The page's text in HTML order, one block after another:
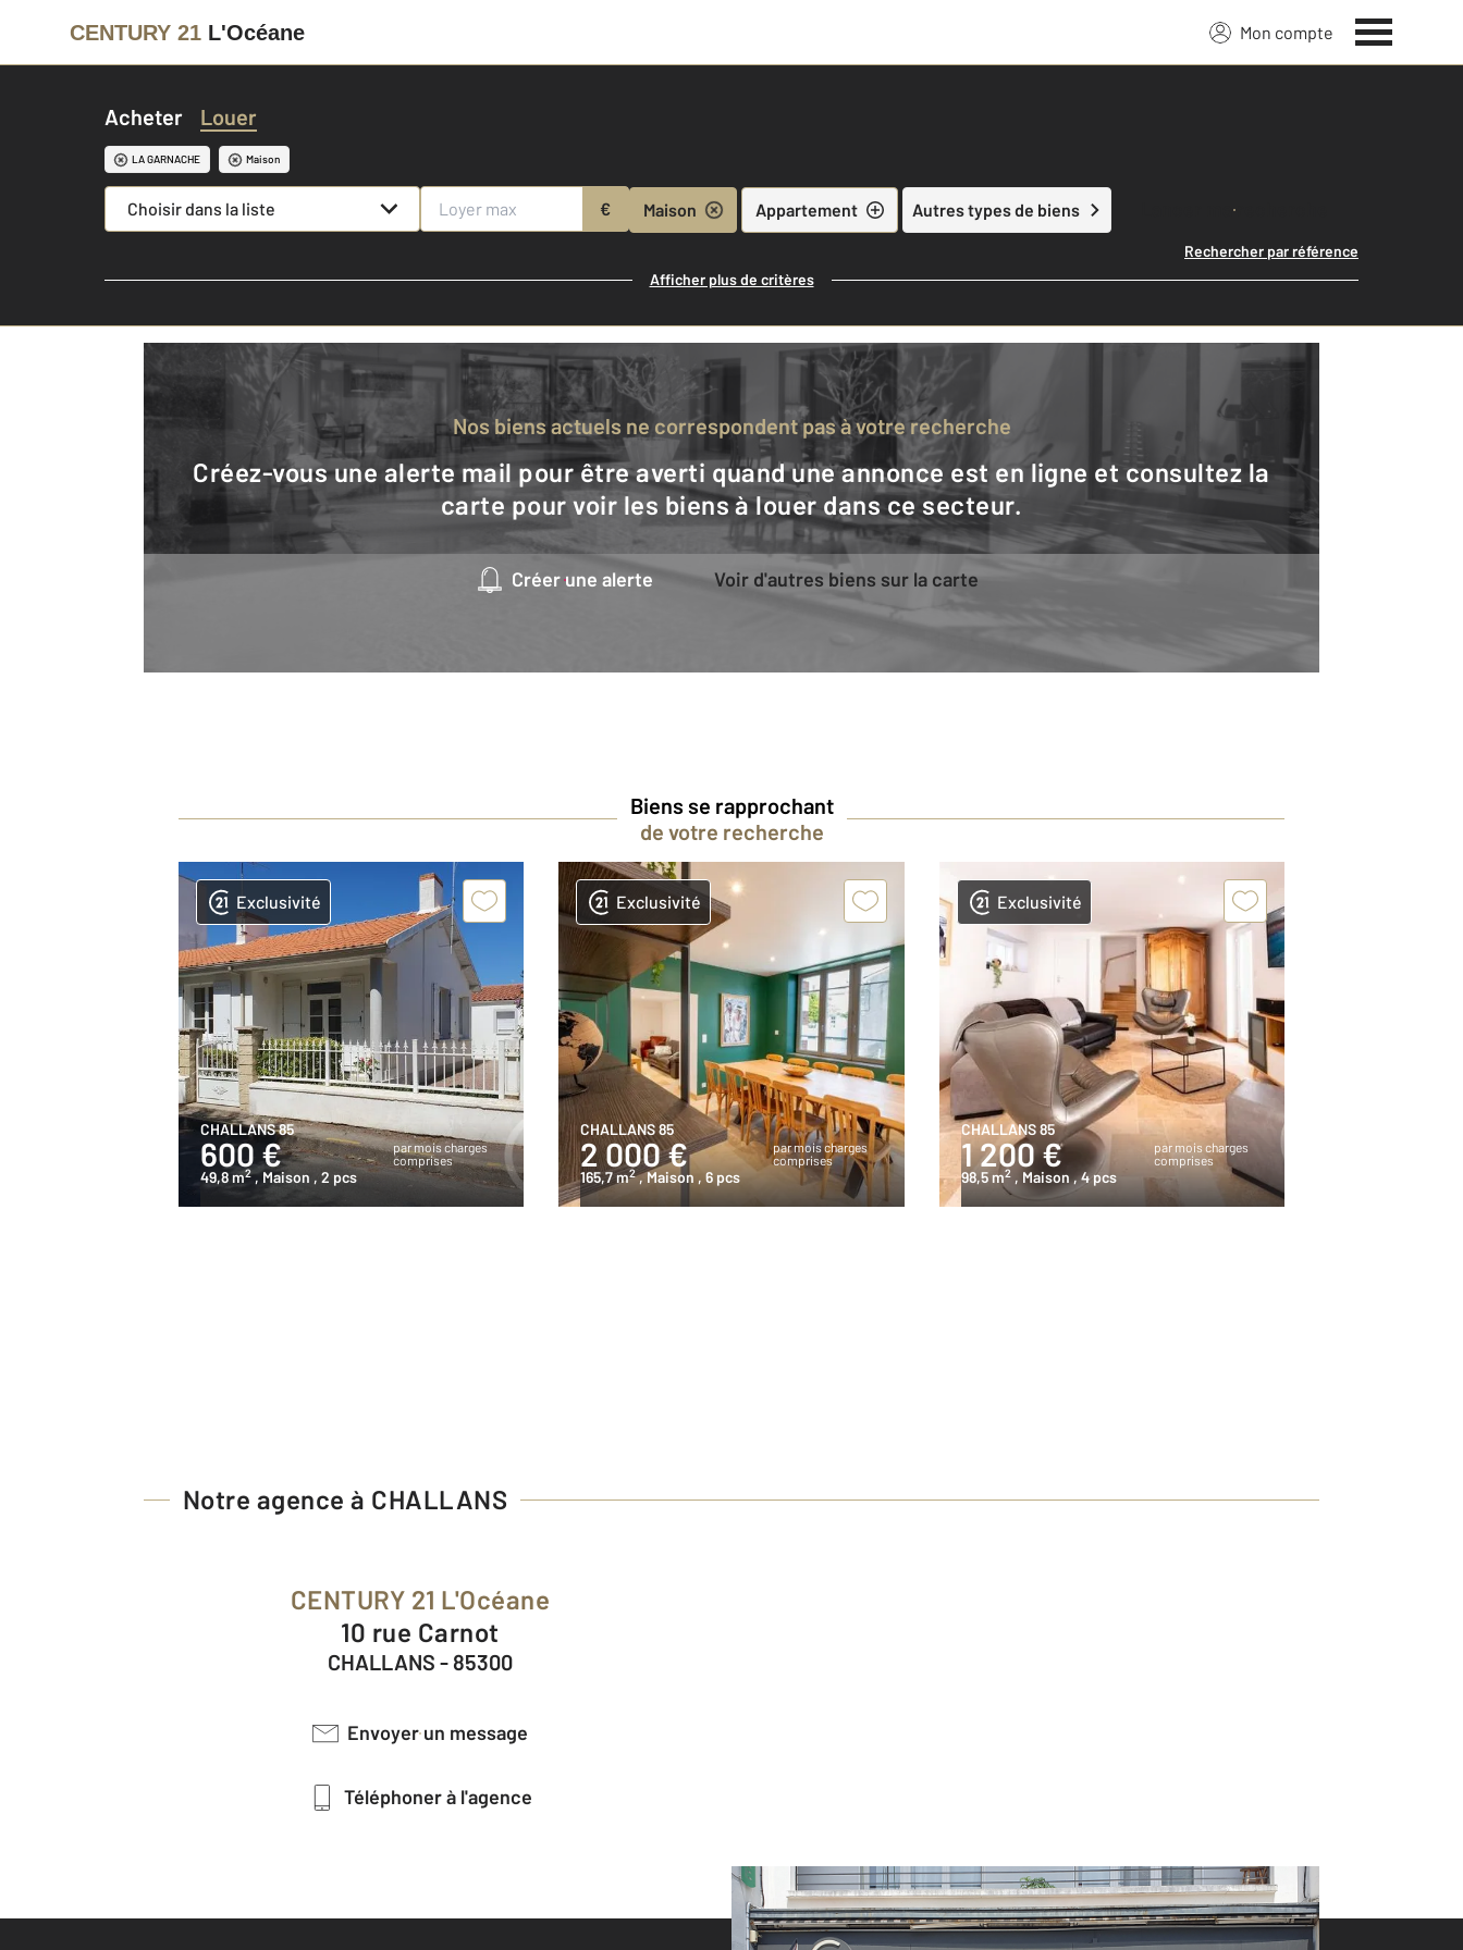
CENTURY 21 L'Océane Mon compte
Acheter Louer
LA GARNACHE Maison
Choisir dans la liste € Maison Appartement Autres types de biens Lancer ma recherche
Rechercher par référence
Afficher plus de critères
Nos biens actuels ne correspondent pas à votre recherche
Créez-vous une alerte mail pour être averti quand une annonce est en ligne et consultez la
carte pour voir les biens à louer dans ce secteur.
Créer une alerte Voir d'autres biens sur la carte
Biens se rapprochant
de votre recherche
Exclusivité
CHALLANS 85
600 €
par mois charges
comprises
49,8 m2 , Maison , 2 pcs
Exclusivité
CHALLANS 85
2 000 €
par mois charges
comprises
165,7 m2 , Maison , 6 pcs
Exclusivité
CHALLANS 85
1 200 €
par mois charges
comprises
98,5 m2 , Maison , 4 pcs
Notre agence à CHALLANS
CENTURY 21 L'Océane
10 rue Carnot
CHALLANS - 85300
Envoyer un message
Téléphoner à l'agence